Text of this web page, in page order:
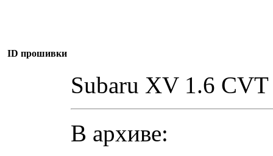
ID прошивки
Subaru XV 1.6
В архиве: